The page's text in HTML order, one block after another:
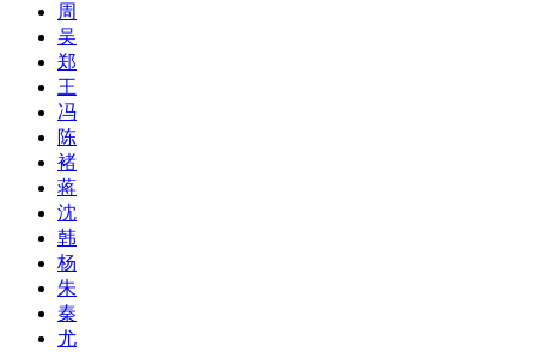
周
吴
郑
王
冯
陈
褚
蒋
沈
韩
杨
朱
秦
尤